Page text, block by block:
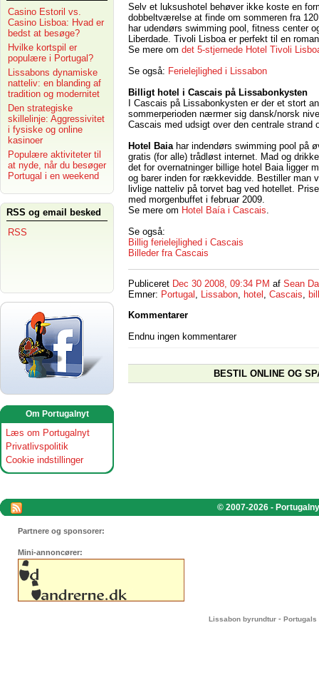
Casino Estoril vs.
Casino Lisboa: Hvad er
bedst at besøge?
Hvilke kortspil er
populære i Portugal?
Lissabons dynamiske
natteliv: en blanding af
tradition og modernitet
Den strategiske
skillelinje: Aggressivitet
i fysiske og online
kasinoer
Populære aktiviteter til
at nyde, når du besøger
Portugal i en weekend
RSS og email besked
RSS
Om Portugalnyt
Læs om Portugalnyt
Privatlivspolitik
Cookie indstillinger
Selv et luksushotel behøver ikke koste en
dobbeltværelse at finde om sommeren fra
har udendørs swimming pool, fitness center
Liberdade. Tivoli Lisboa er perfekt til en
Se mere om det 5-stjernede Hotel Tivoli
Se også: Ferielejlighed i Lissabon
Billigt hotel i Cascais på Lissabonkysten
I Cascais på Lissabonkysten er der et stort
sommerperioden nærmer sig dansk/norsk
Cascais med udsigt over den centrale strand
Hotel Baia har indendørs swimming pool på
gratis (for alle) trådløst internet. Mad og
det for overnatninger billige hotel Baia ligger
og barer inden for rækkevidde. Bestiller man
livlige natteliv på torvet bag ved hotellet.
med morgenbuffet i februar 2009.
Se mere om Hotel Baía i Cascais
Se også:
Billig ferielejlighed i Cascais
Billeder fra Cascais
Publiceret Dec 30 2008, 09:34 PM af Sean
Emner: Portugal , Lissabon, hotel , Cascais,
Kommentarer
Endnu ingen kommentarer
BESTIL ONLINE OG
© 2007-2026 -
Partnere og sponsorer:
Mini-annoncører:
Lissabon byrundtur - Portugals